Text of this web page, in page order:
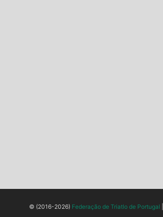
© (2016-2026) Federação de Triatlo de Portugal